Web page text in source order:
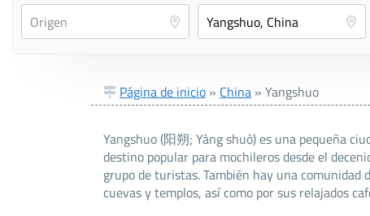
Página de inicio » China » Yangshuo
Yangshuo (阳朔; Yáng shuò) es una pequeña
destino popular para mochileros desde el
grupo de turistas. También hay una comunidad
cuevas y templos, así como por sus relajados